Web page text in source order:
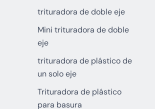
trituradora de doble eje
Mini trituradora de doble
eje
trituradora de plástico de
un solo eje
Trituradora de plástico
para basura